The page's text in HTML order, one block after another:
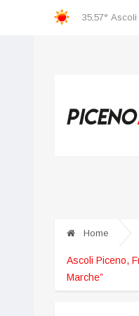
35,57° Ascoli
Incidente nella zona industriale,
Home
Ascoli Piceno,
Marche”